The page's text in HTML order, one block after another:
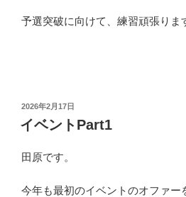
予選突破に向けて、練習頑張りま
投
日:
2026年2月17日
イベントPart1
田原です。
今年も最初のイベントのオファー